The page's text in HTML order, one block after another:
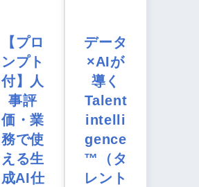
【プロ
ンプト
付】人
事評
価・業
務で使
える生
成AI仕
データ
×AIが
導く
Talent
intelli
gence
™（タ
レント